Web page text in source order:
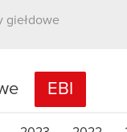
giełdowe
EBI